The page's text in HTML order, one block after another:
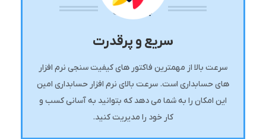
چرا امین
سریع و پرقدرت
سرعت بالا از مهمترین فاکتور های کیفیت سنجی نرم افزار
های حسابداری است. سرعت بالای نرم افزار حسابداری امین
این امکان را به شما می دهد که بتوانید به آسانی کسب و
کار خود را مدیریت کنید.